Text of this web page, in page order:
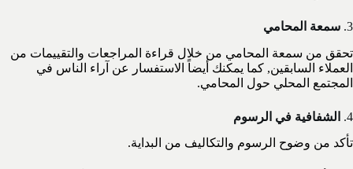
3. سمعة المحامي
تحقق من سمعة المحامي من خلال قراءة المراجعات والتقييمات من
العملاء السابقين, كما يمكنك أيضاً الاستفسار عن آراء الناس في
المجتمع المحلي حول المحامي.
4.
الشفافية في الرسوم
تأكد من وضوح الرسوم والتكاليف من البداية.